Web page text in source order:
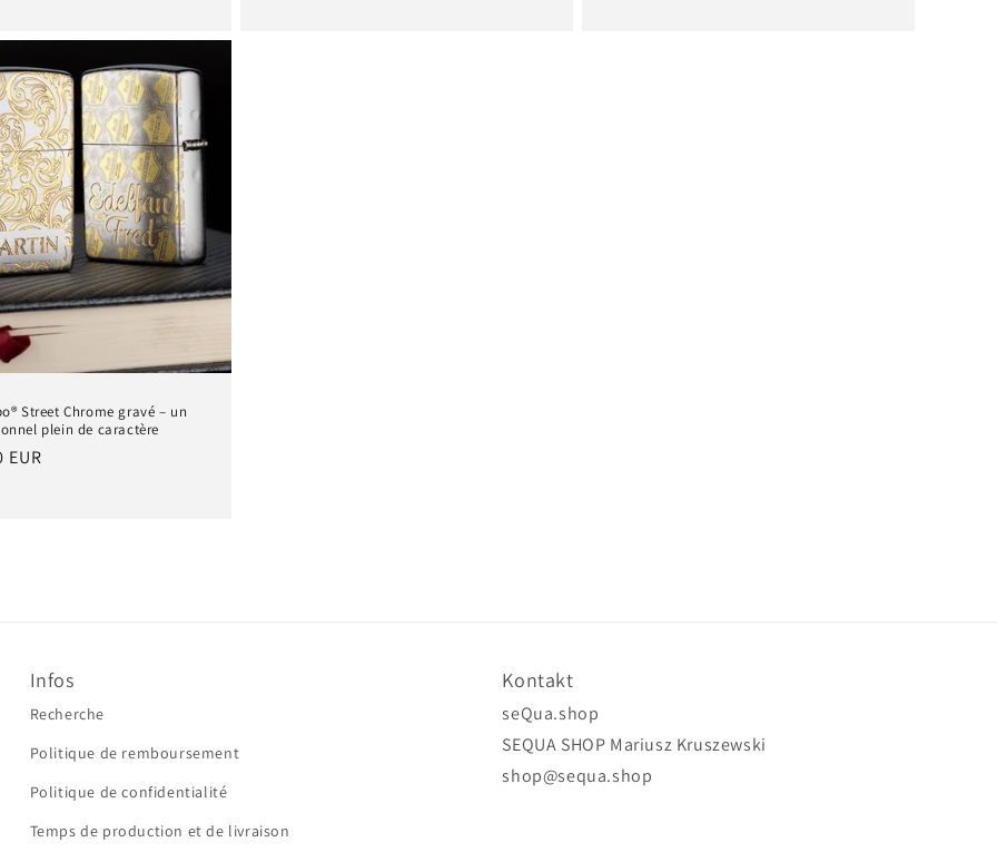
Street Chrome gravé – un
plein de caractère
EUR
Infos
Recherche
Politique de remboursement
Politique de confidentialité
Temps de production et de livraison
Kontakt
seQua.shop
SEQUA SHOP Mariusz Kruszewski
shop@sequa.shop